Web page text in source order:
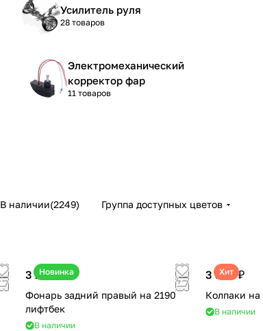
Усилитель руля
28 товаров
Электромеханический
корректор фар
11 товаров
В наличии(2249) Группа доступных цветов
Новинка
3 100 ₽
Фонарь задний правый на 2190
лифтбек
В наличии
Хит
3 380 ₽
В наличии